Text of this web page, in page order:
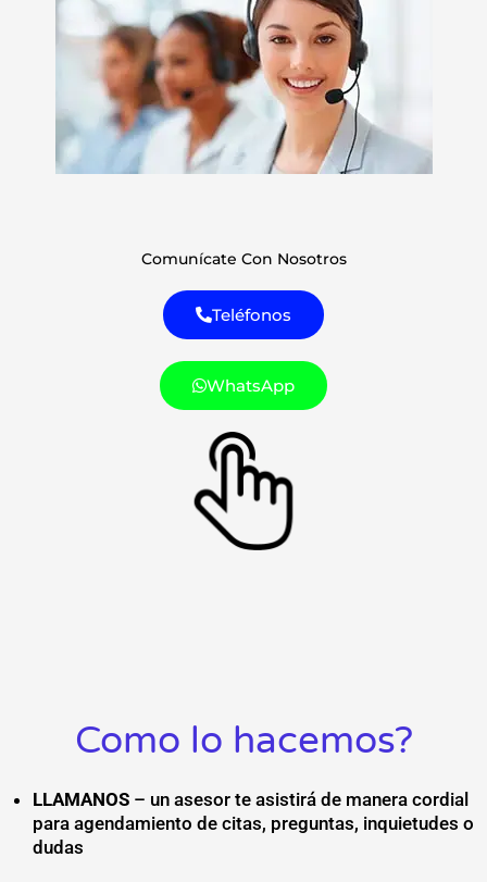
Comunícate Con Nosotros
Teléfonos
WhatsApp
Como lo hacemos?
LLAMANOS – un asesor te asistirá de manera cordial
para agendamiento de citas, preguntas, inquietudes o
dudas